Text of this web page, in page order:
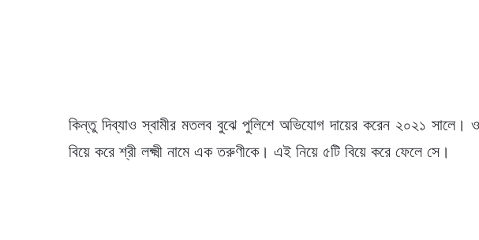
কিন্তু দিব্যাও স্বামীর মতলব বুঝে পুলিশে অভিযোগ দায়ের করেন ২০২১ সালে।
বিয়ে করে শ্রী লক্ষ্মী নামে এক তরুণীকে। এই নিয়ে ৫টি বিয়ে করে ফেলে সে।